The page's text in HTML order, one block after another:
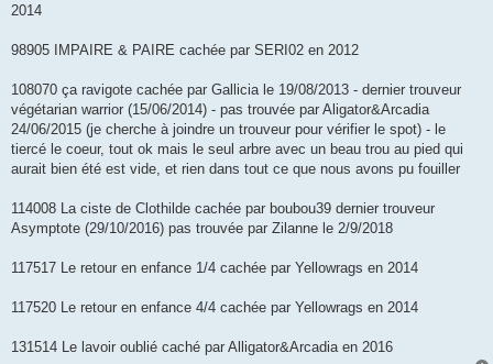
2014
98905 IMPAIRE & PAIRE cachée par SERI02 en 2012
108070 ça ravigote cachée par Gallicia le 19/08/2013 - dernier trouveur
végétarian warrior (15/06/2014) - pas trouvée par Aligator&Arcadia
24/06/2015 (je cherche à joindre un trouveur pour vérifier le spot) - le
tiercé le coeur, tout ok mais le seul arbre avec un beau trou au pied qui
aurait bien été est vide, et rien dans tout ce que nous avons pu fouiller
114008 La ciste de Clothilde cachée par boubou39 dernier trouveur
Asymptote (29/10/2016) pas trouvée par Zilanne le 2/9/2018
117517 Le retour en enfance 1/4 cachée par Yellowrags en 2014
117520 Le retour en enfance 4/4 cachée par Yellowrags en 2014
131514 Le lavoir oublié caché par Alligator&Arcadia en 2016